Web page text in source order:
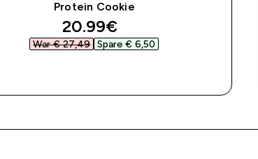
Protein Cookie
discounted price
20.99€‎
War € 27,49‎ Spare € 6,50‎